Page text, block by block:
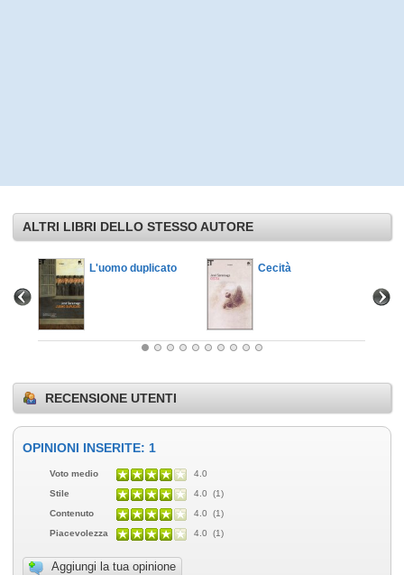
ALTRI LIBRI DELLO STESSO AUTORE
L'uomo duplicato Cecità
RECENSIONE UTENTI
OPINIONI INSERITE: 1
Voto medio
4.0
Stile
4.0 (1)
Contenuto
4.0 (1)
Piacevolezza
4.0 (1)
Aggiungi la tua opinione